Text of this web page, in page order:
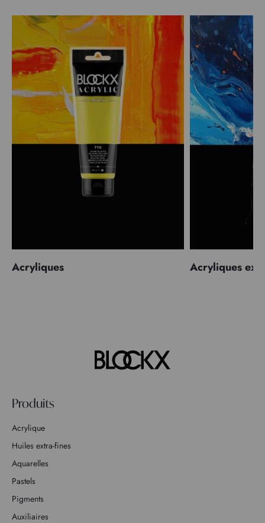
Acryliques Acryliques
Produits
Acrylique
Huiles extra-fines
Aquarelles
Pastels
Pigments
Auxiliaires